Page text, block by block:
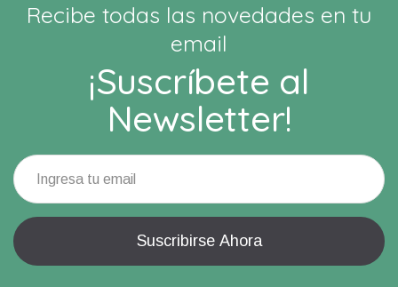
Recibe todas las novedades en tu
email
¡Suscríbete al
Newsletter!